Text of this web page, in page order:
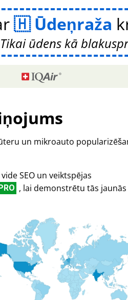
Ūdeņraža
Tikai ūdens kā
un mikroauto
SEO un veiktspējas
PRO , lai demonstrētu tās jaunās